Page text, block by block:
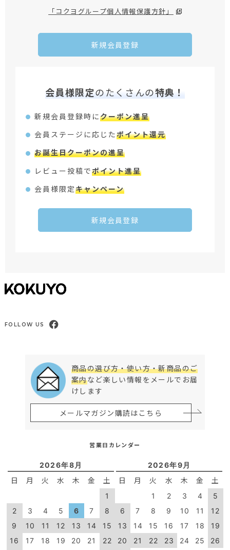
「コクヨグループ個人情報保護方針」
新規会員登録
会員様限定のたくさんの特典！
新規会員登録時にクーポン進呈
会員ステージに応じたポイント還元
お誕生日クーポンの進呈
レビュー投稿でポイント進呈
会員様限定キャンペーン
新規会員登録
FOLLOW US
商品の選び方・使い方・新商品のご
案内など楽しい情報をメールでお届
けします
メールマガジン購読はこちら
営業日カレンダー
2026年8月
日 月 火 水 木 金 土
1
2
3 4 5 6 7
8
9
10 11 12 13 14
15
16
17 18 19 20 21
22
2026年9月
日 月 火 水 木 金 土
1 2 3 4
5
6
7 8 9 10 11
12
13
14 15 16 17 18
19
20
21 22 23 24 25
26